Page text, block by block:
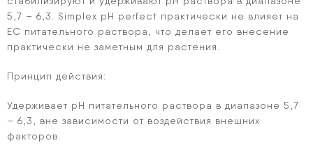
5,7 – 6,3. Simplex рН perfect практически не влияет на
ЕС питательного раствора, что делает его внесение
практически не заметным для растения.
Принцип действия:
Удерживает рН питательного раствора в диапазоне 5,7
– 6,3, вне зависимости от воздействия внешних
факторов.